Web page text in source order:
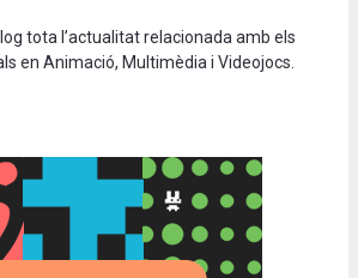
tota l’actualitat relacionada amb els
en Animació, Multimèdia i Videojocs.